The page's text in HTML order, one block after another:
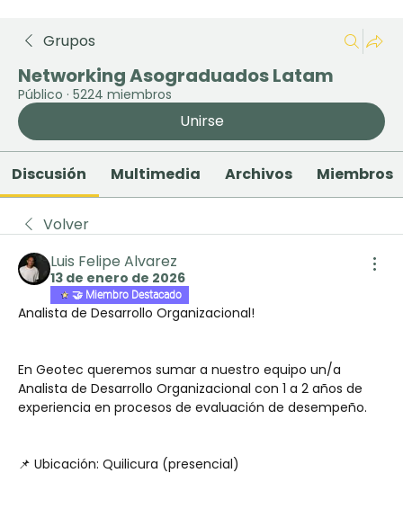
Grupos
Networking Asograduados Latam
Público · 5224 miembros
Unirse
Discusión Multimedia Archivos Miembros
Volver
Luis Felipe Alvarez
13 de enero de 2026
🤝 Miembro Destacado
Analista de Desarrollo Organizacional!
En Geotec queremos sumar a nuestro equipo un/a
Analista de Desarrollo Organizacional con 1 a 2 años de
experiencia en procesos de evaluación de desempeño.
📌 Ubicación: Quilicura (presencial)